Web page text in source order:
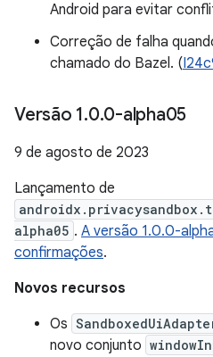
Android para evitar
Correção de falha
chamado do Bazel. (
Versão 1.0.0-alpha05
9 de agosto de 2023
Lançamento de
alpha05 . A versão 1.0.0-
confirmações.
Novos recursos
Os
novo conjunto